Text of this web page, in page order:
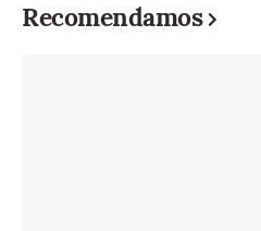
Recomendamos